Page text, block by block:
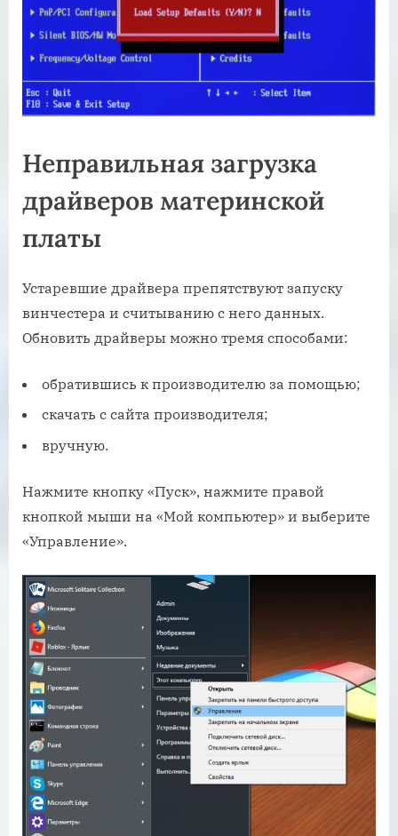
Неправильная загрузка
драйверов материнской
платы
Устаревшие драйвера препятствуют запуску
винчестера и считыванию с него данных.
Обновить драйверы можно тремя способами:
обратившись к производителю за помощью;
скачать с сайта производителя;
вручную.
Нажмите кнопку «Пуск», нажмите правой
кнопкой мыши на «Мой компьютер» и выберите
«Управление».